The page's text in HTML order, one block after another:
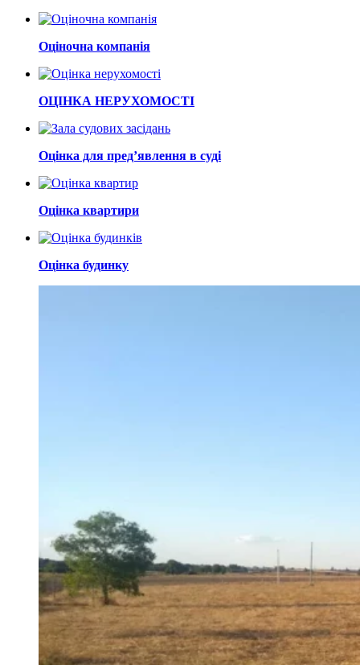
Оціночна компанія
ОЦІНКА НЕРУХОМОСТІ
Оцінка для пред’явлення в суді
Оцінка квартири
Оцінка будинку